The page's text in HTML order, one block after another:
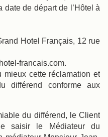
de départ de l’Hôtel à
Hotel Français, 12 rue
francais.com.
mieux cette réclamation et
différend conforme aux
du différend, le Client
saisir le Médiateur du